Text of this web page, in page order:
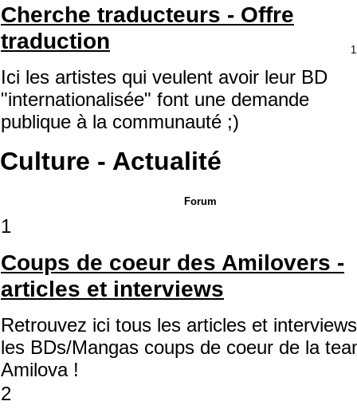
Cherche traducteurs - Offre
traduction
Ici les artistes qui veulent avoir leur BD
"internationalisée" font une demande
publique à la communauté ;)
Culture - Actualité
Forum
1
Coups de coeur des Amilovers -
articles et interviews
Retrouvez ici tous les articles et
les BDs/Mangas coups de coeur de la
Amilova !
2